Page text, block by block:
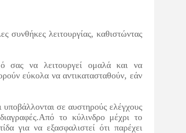
συνθήκες λειτουργίας, καθιστώντας
σας να λειτουργεί ομαλά και να
εύκολα να αντικατασταθούν, εάν
σε αυστηρούς ελέγχους
το κύλινδρο μέχρι το
για να εξασφαλιστεί ότι παρέχει